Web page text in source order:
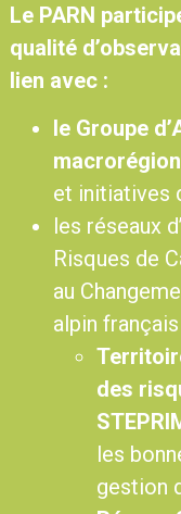
Le PARN
qualité
lien avec :
le Groupe
et initiatives
les réseaux
Risques de
au
alpin français
des
les
gestion